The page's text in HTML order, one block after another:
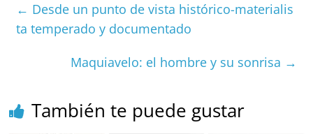
b
o
A
p
p
at d
s
ar
← Desde un punto de vista histórico-materialis
ta temperado y documentado
Maquiavelo: el hombre y su sonrisa →
También te puede gustar